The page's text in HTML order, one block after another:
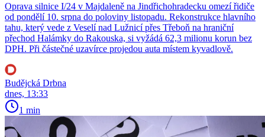
Oprava silnice I/24 v Majdaleně na Jindřichohradecku omezí řidiče
od pondělí 10. srpna do poloviny listopadu. Rekonstrukce hlavního
tahu, který vede z Veselí nad Lužnicí přes Třeboň na hraniční
přechod Halámky do Rakouska, si vyžádá 62,3 milionu korun bez
DPH. Při částečné uzavírce projedou auta místem kyvadlově.
Budějcká Drbna
dnes, 13:33
1 min